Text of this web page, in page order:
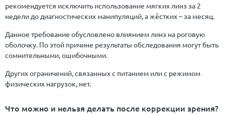
рекомендуется исключить использование мягких линз за 2
недели до диагностических манипуляций, а жёстких – за месяц.
Данное требование обусловлено влиянием линз на роговую
оболочку. По этой причине результаты обследования могут быть
сомнительными, ошибочными.
Других ограничений, связанных с питанием или с режимом
физических нагрузок, нет.
Что можно и нельзя делать после коррекции зрения?